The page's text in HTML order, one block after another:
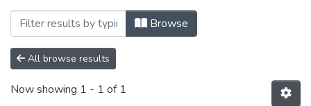
Browsing Створення, охорона, захист і
Browse
All browse results
Now showing 1 - 1 of 1